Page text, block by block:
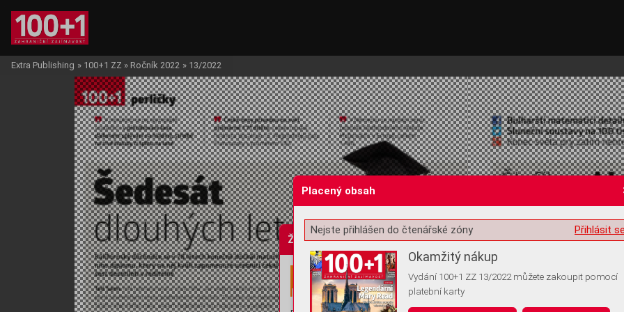
Žádost o souhlas s ukládáním volitelných informací
Extra Publishing » 100+1 ZZ » Ročník 2022 » 13/2022
Placený obsah
Přihlásit
Nejste přihlášen do čtenářské zóny
Okamžitý nákup
Vydání 100+1 ZZ 13/2022 můžete zakoupit pomocí
platební karty